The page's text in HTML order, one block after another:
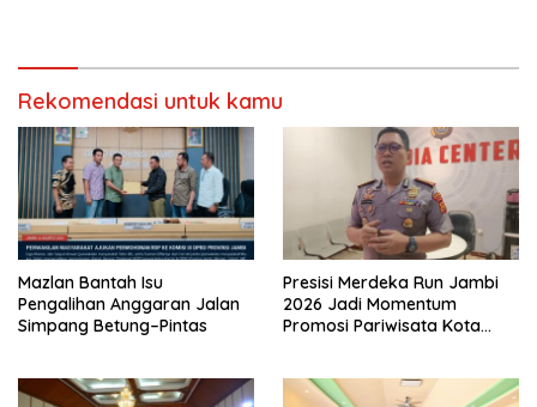
Rekomendasi untuk kamu
Mazlan Bantah Isu
Pengalihan Anggaran Jalan
Simpang Betung–Pintas
Presisi Merdeka Run Jambi
2026 Jadi Momentum
Promosi Pariwisata Kota